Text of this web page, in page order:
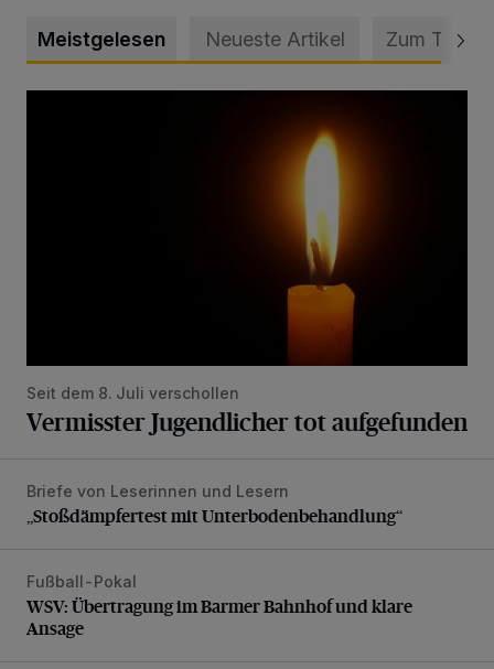
Meistgelesen Neueste Artikel Zum Thema
Seit dem 8. Juli verschollen
Vermisster Jugendlicher tot aufgefunden
„Stoßdämpfertest mit Unterbodenbehandlung“
Briefe von Leserinnen und Lesern
„Stoßdämpfertest mit Unterbodenbehandlung“
WSV: Übertragung im Barmer Bahnhof und klare Ansage
Fußball-Pokal
WSV: Übertragung im Barmer Bahnhof und klare
Ansage